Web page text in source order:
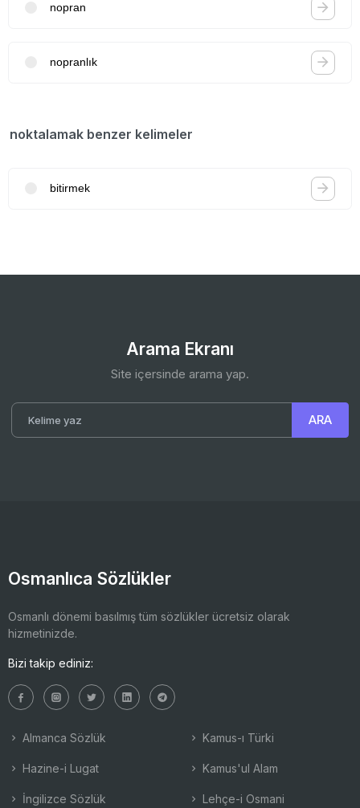
nopran
nopranlık
noktalamak benzer kelimeler
bitirmek
Arama Ekranı
Site içersinde arama yap.
Osmanlıca Sözlükler
Osmanlı dönemi basılmış tüm sözlükler ücretsiz olarak
hizmetinizde.
Bizi takip ediniz:
Almanca Sözlük
Hazine-i Lugat
İngilizce Sözlük
Kamus-ı Türki
Kamus'ul Alam
Lehçe-i Osmani